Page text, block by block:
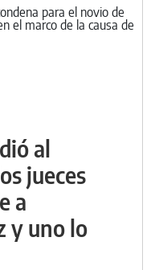
al
jueces
a
y uno lo